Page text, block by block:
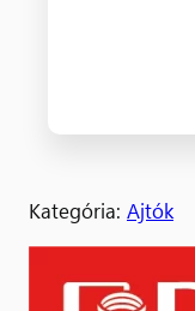
Kategória: Ajtók